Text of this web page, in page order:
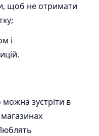
щоб не отримати
і
зустріти в